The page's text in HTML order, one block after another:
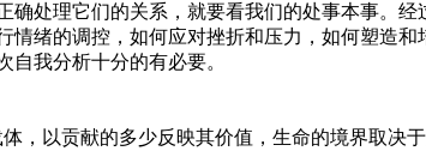
处理它们的关系，就要看我们的处事本事。
情绪的调控，如何应对挫折和压力，如何塑造
自我分析十分的有必要。
，以贡献的多少反映其价值，生命的境界取决